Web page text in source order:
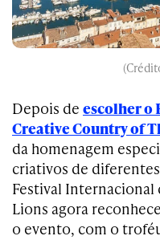
Depois de escolher o
Creative Country of
da homenagem
criativos de
Festival Internacional
Lions agora
o evento, com o